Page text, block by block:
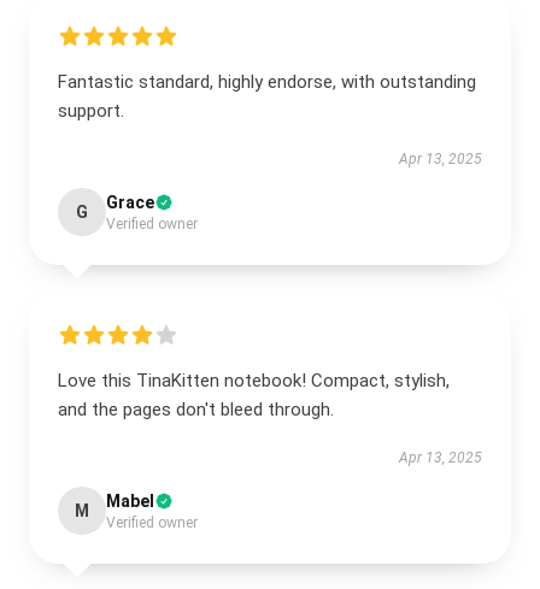
Fantastic standard, highly endorse, with outstanding
support.
Apr 13, 2025
G Grace
Verified owner
Love this TinaKitten notebook! Compact, stylish,
and the pages don't bleed through.
Apr 13, 2025
M Mabel
Verified owner